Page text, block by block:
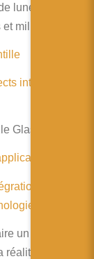
lunettes
militaires
interactive in
Glass
du
un tour dans